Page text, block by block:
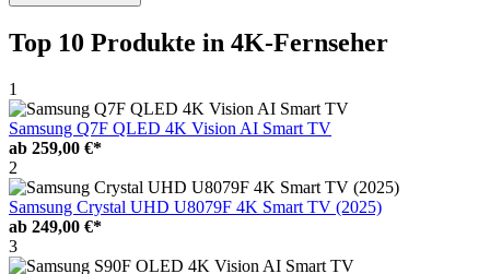
Top 10 Produkte in 4K-Fernseher
1
Samsung Q7F QLED 4K Vision AI Smart TV
ab 259,00 €*
2
Samsung Crystal UHD U8079F 4K Smart TV (2025)
ab 249,00 €*
3